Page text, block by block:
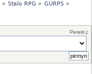
» Stalo RPG » GURPS »
Pereiti į: